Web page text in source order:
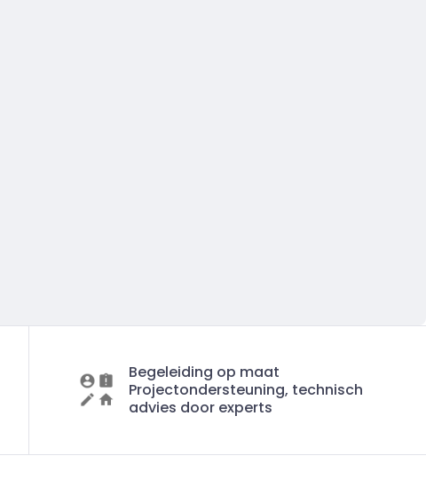
Begeleiding op maat
Projectondersteuning, technisch
advies door experts